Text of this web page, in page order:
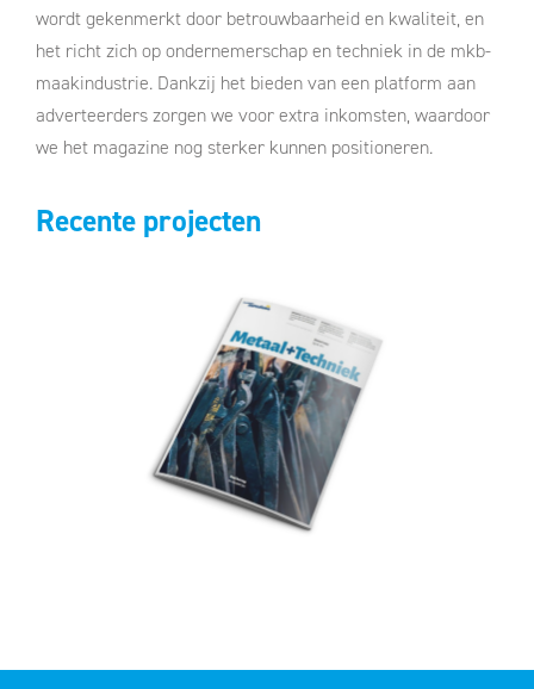
wordt gekenmerkt door betrouwbaarheid en kwaliteit, en
het richt zich op ondernemerschap en techniek in de mkb-
maakindustrie. Dankzij het bieden van een platform aan
adverteerders zorgen we voor extra inkomsten, waardoor
we het magazine nog sterker kunnen positioneren.
Recente projecten